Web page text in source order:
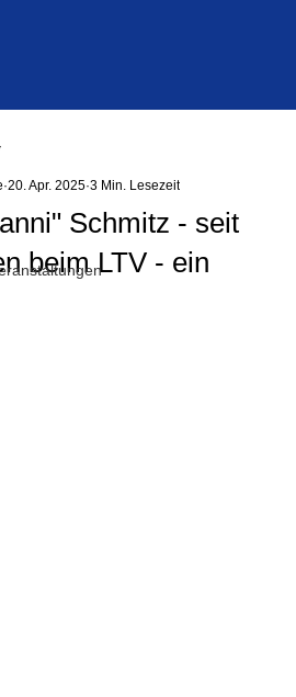
Schmitz - seit
beim LTV - ein
20. Apr. 2025 3 Min. Lesezeit